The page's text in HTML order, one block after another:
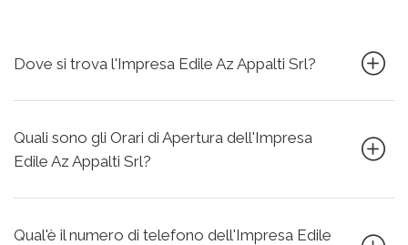
Dove si trova l'Impresa Edile Az Appalti Srl?
Quali sono gli Orari di Apertura dell'Impresa
Edile Az Appalti Srl?
Qual'è il numero di telefono dell'Impresa Edile